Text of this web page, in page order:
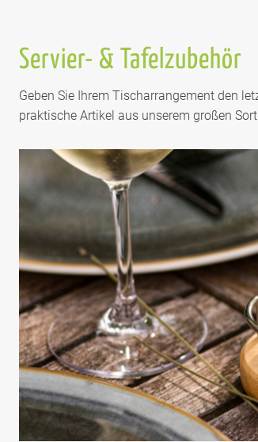
Servier- & Tafelzubehör
Geben Sie Ihrem Tischarrangement den
praktische Artikel aus unserem großen